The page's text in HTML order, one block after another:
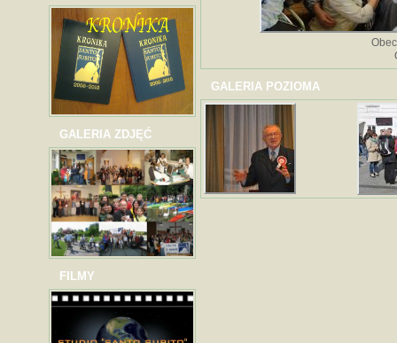
GALERIA ZDJĘĆ
FILMY
GALERIA POZIOMA